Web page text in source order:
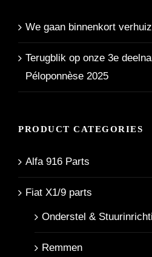
We gaan binnenkort
Terugblik op onze 3e
Péloponnèse 2025
PRODUCT CATEGORIES
Alfa 916 Parts
Fiat X1/9 parts
Onderstel &
Remmen